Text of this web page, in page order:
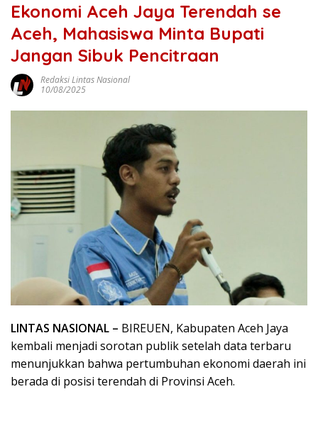
Ekonomi Aceh Jaya Terendah se
Aceh, Mahasiswa Minta Bupati
Jangan Sibuk Pencitraan
Redaksi Lintas Nasional
10/08/2025
LINTAS NASIONAL – BIREUEN, Kabupaten Aceh Jaya
kembali menjadi sorotan publik setelah data terbaru
menunjukkan bahwa pertumbuhan ekonomi daerah ini
berada di posisi terendah di Provinsi Aceh.